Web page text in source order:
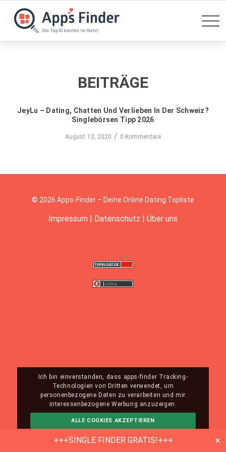
+++SINGLE FINDER GRATIS!+++ ✕
BEITRÄGE
JeyLu – Dating, Chatten Und Verlieben In Der Schweiz?
Singlebörsen Tipp 2026
August 12, 2020 / 0 Kommentare
© 2026 Apps-Finder – Deine Online Dating Topliste
Impressum | Datenschutz | Über uns
Ich bin einverstanden, dass apps-finder Tracking-
Technologien von Dritten verwendet, um
personenbezogene Daten zu verarbeiten und mir
interessenbezogene Werbung anzuzeigen.
ALLE COOKIES AKZEPTIEREN
ABLEHNEN MEHR INFO